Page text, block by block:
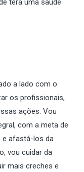
terá uma saúde
a lado com o
os profissionais,
ações. Vou
com a meta de
e afastá-los da
vou cuidar da
mais creches e